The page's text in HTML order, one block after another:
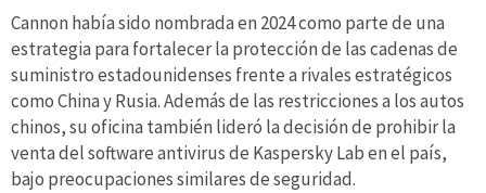
Cannon había sido nombrada en 2024 como parte de una
estrategia para fortalecer la protección de las cadenas de
suministro estadounidenses frente a rivales estratégicos
como China y Rusia. Además de las restricciones a los autos
chinos, su oficina también lideró la decisión de prohibir la
venta del software antivirus de Kaspersky Lab en el país,
bajo preocupaciones similares de seguridad.